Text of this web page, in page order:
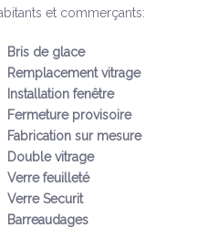
et commerçants:
Bris de glace
Remplacement vitrage
Installation fenêtre
Fermeture provisoire
Fabrication sur mesure
Double vitrage
Verre feuilleté
Verre Securit
Barreaudages